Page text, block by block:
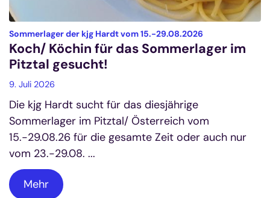
Sommerlager der kjg Hardt vom 15.-29.08.2026
Koch/ Köchin für das Sommerlager im
Pitztal gesucht!
9. Juli 2026
Die kjg Hardt sucht für das diesjährige
Sommerlager im Pitztal/ Österreich vom
15.-29.08.26 für die gesamte Zeit oder auch nur
vom 23.-29.08. ...
Mehr